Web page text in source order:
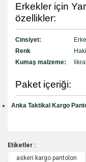
Erkekler için
özellikler:
Cinsiyet:
Renk
Kumaş malzeme:
Paket içeriği:
Anka Taktikal Kargo
Etiketler :
askeri kargo pantolon